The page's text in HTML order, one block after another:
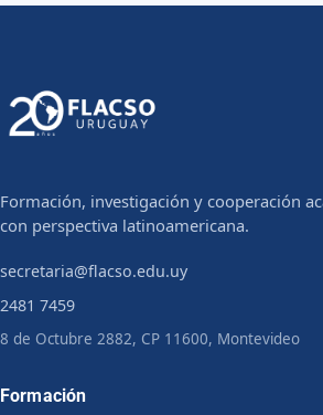
Formación, investigación y cooperación
con perspectiva latinoamericana.
secretaria@flacso.edu.uy
2481 7459
8 de Octubre 2882, CP 11600, Montevideo
Formación